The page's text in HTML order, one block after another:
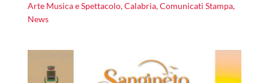
Arte Musica e Spettacolo,Calabria,Comunicati Stampa,
News